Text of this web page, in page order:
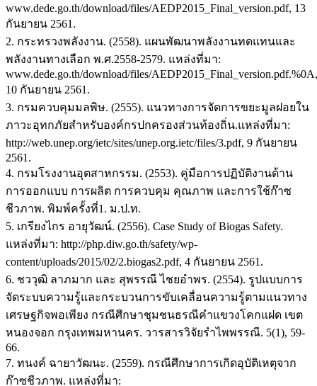
www.dede.go.th/download/files/AEDP2015_Final_version.pdf, 13
กันยายน 2561.
2. กระทรวงพลังงาน. (2558). แผนพัฒนาพลังงานทดแทนและ
พลังงานทางเลือก พ.ศ.2558-2579. แหล่งที่มา:
www.dede.go.th/download/files/AEDP2015_Final_version.pdf.%0A,
10 กันยายน 2561.
3. กรมควบคุมมลพิษ. (2555). แนวทางการจัดการขยะมูลฝอยใน
ภาวะอุทกภัยสำหรับองค์กรปกครองส่วนท้องถิ่น.แหล่งที่มา:
http://web.unep.org/ietc/sites/unep.org.ietc/files/3.pdf, 9 กันยายน
2561.
4. กรมโรงงานอุตสาหกรรม. (2553). คู่มือการปฏิบัติงานด้าน
การออกแบบ การผลิต การควบคุม คุณภาพ และการใช้ก๊าซ
ชีวภาพ. พิมพ์ครั้งที่1. ม.ป.ท.
5. เกรียงไกร อายุวัฒน์. (2556). Case Study of Biogas Safety.
แหล่งที่มา: http://php.diw.go.th/safety/wp-
content/uploads/2015/02/2.biogas2.pdf, 4 กันยายน 2561.
6. ชววุฒิ ลาภมาก และ สุพรรณี ไชยอำพร. (2554). รูปแบบการ
จัดระบบความรู้และกระบวนการขับเคลื่อนความรู้ตามแนวทาง
เศรษฐกิจพอเพียง กรณีศึกษาชุมชนธรณีคำแขวงโคกแฝด เขต
หนองจอก กรุงเทพมหานคร. วารสารวิจัยรำไพพรรณี. 5(1), 59-
66.
7. ทนงค์ ฉายาวัฒนะ. (2559). กรณีศึกษาการเกิดอุบัติเหตุจาก
ก๊าซชีวภาพ. แหล่งที่มา: